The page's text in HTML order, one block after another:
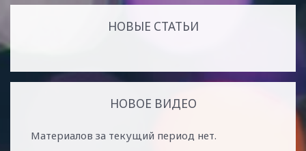
НОВЫЕ СТАТЬИ
НОВОЕ ВИДЕО
Материалов за текущий период нет.